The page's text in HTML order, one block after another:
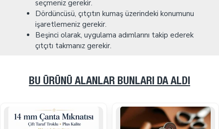
seçmeniz gerekir.
Dördüncüsü, çıtçıtın kumaş üzerindeki konumunu
işaretlemeniz gerekir.
Beşinci olarak, uygulama adımlarını takip ederek
çıtçıtı takmanız gerekir.
BU ÜRÜNÜ ALANLAR BUNLARI DA ALDI